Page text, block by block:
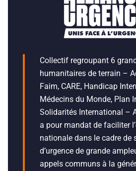
Collectif regroupant 6
humanitaires de terrain –
Faim, CARE, Handicap
Médecins du Monde, Plan
Solidarités International –
a pour mandat de faciliter
nationale dans le cadre de
d’urgence de grande
appels communs à la